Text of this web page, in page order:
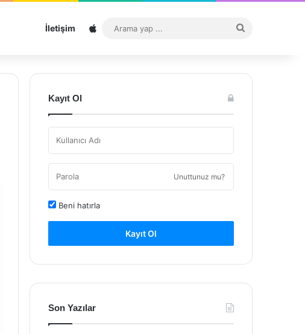
İletişim Sitemap
...
Kayıt Ol
Unuttunuz mu?
Beni hatırla
Kayıt Ol
Son Yazılar